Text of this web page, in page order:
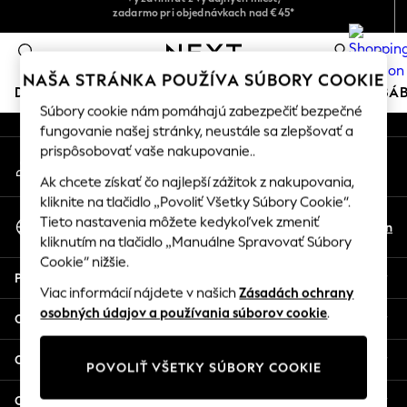
zadarmo pri objednávkach nad €45*
Jednoduché vrátenie tovaru*
Prijímame
0
DOVOLENKOVÝ OBCHOD
HOLIDAY SHOP
Women's Holiday Shop
All Swimwear
All Beachwear
Bags & Accessories
Beach Dresses & Kaftans
Dresses
Flip Flops
Sliders
Jumpsuits & Playsuits
Linen Collection
Sandals
Shorts
An error occurred on client
Naše sociálne siete
Môj účet
Prihlásenie do konta
Vybrať Jazyk
Slovenčina
En
Pomoc
Ochrana osobných údajov a právne predpisy
Oddelenia
Ostatné služby
NAŠA STRÁNKA POUŽÍVA SÚBORY COOKIE
Súbory cookie nám pomáhajú zabezpečiť bezpečné
fungovanie našej stránky, neustále sa zlepšovať a
prispôsobovať vaše nakupovanie..
Ak chcete získať čo najlepší zážitok z nakupovania,
kliknite na tlačidlo „Povoliť Všetky Súbory Cookie“.
Tieto nastavenia môžete kedykoľvek zmeniť
kliknutím na tlačidlo „Manuálne Spravovať Súbory
Cookie“ nižšie.
Viac informácií nájdete v našichZásadách ochrany
osobných údajov a používania súborov cookie.
POVOLIŤ VŠETKY SÚBORY COOKIE